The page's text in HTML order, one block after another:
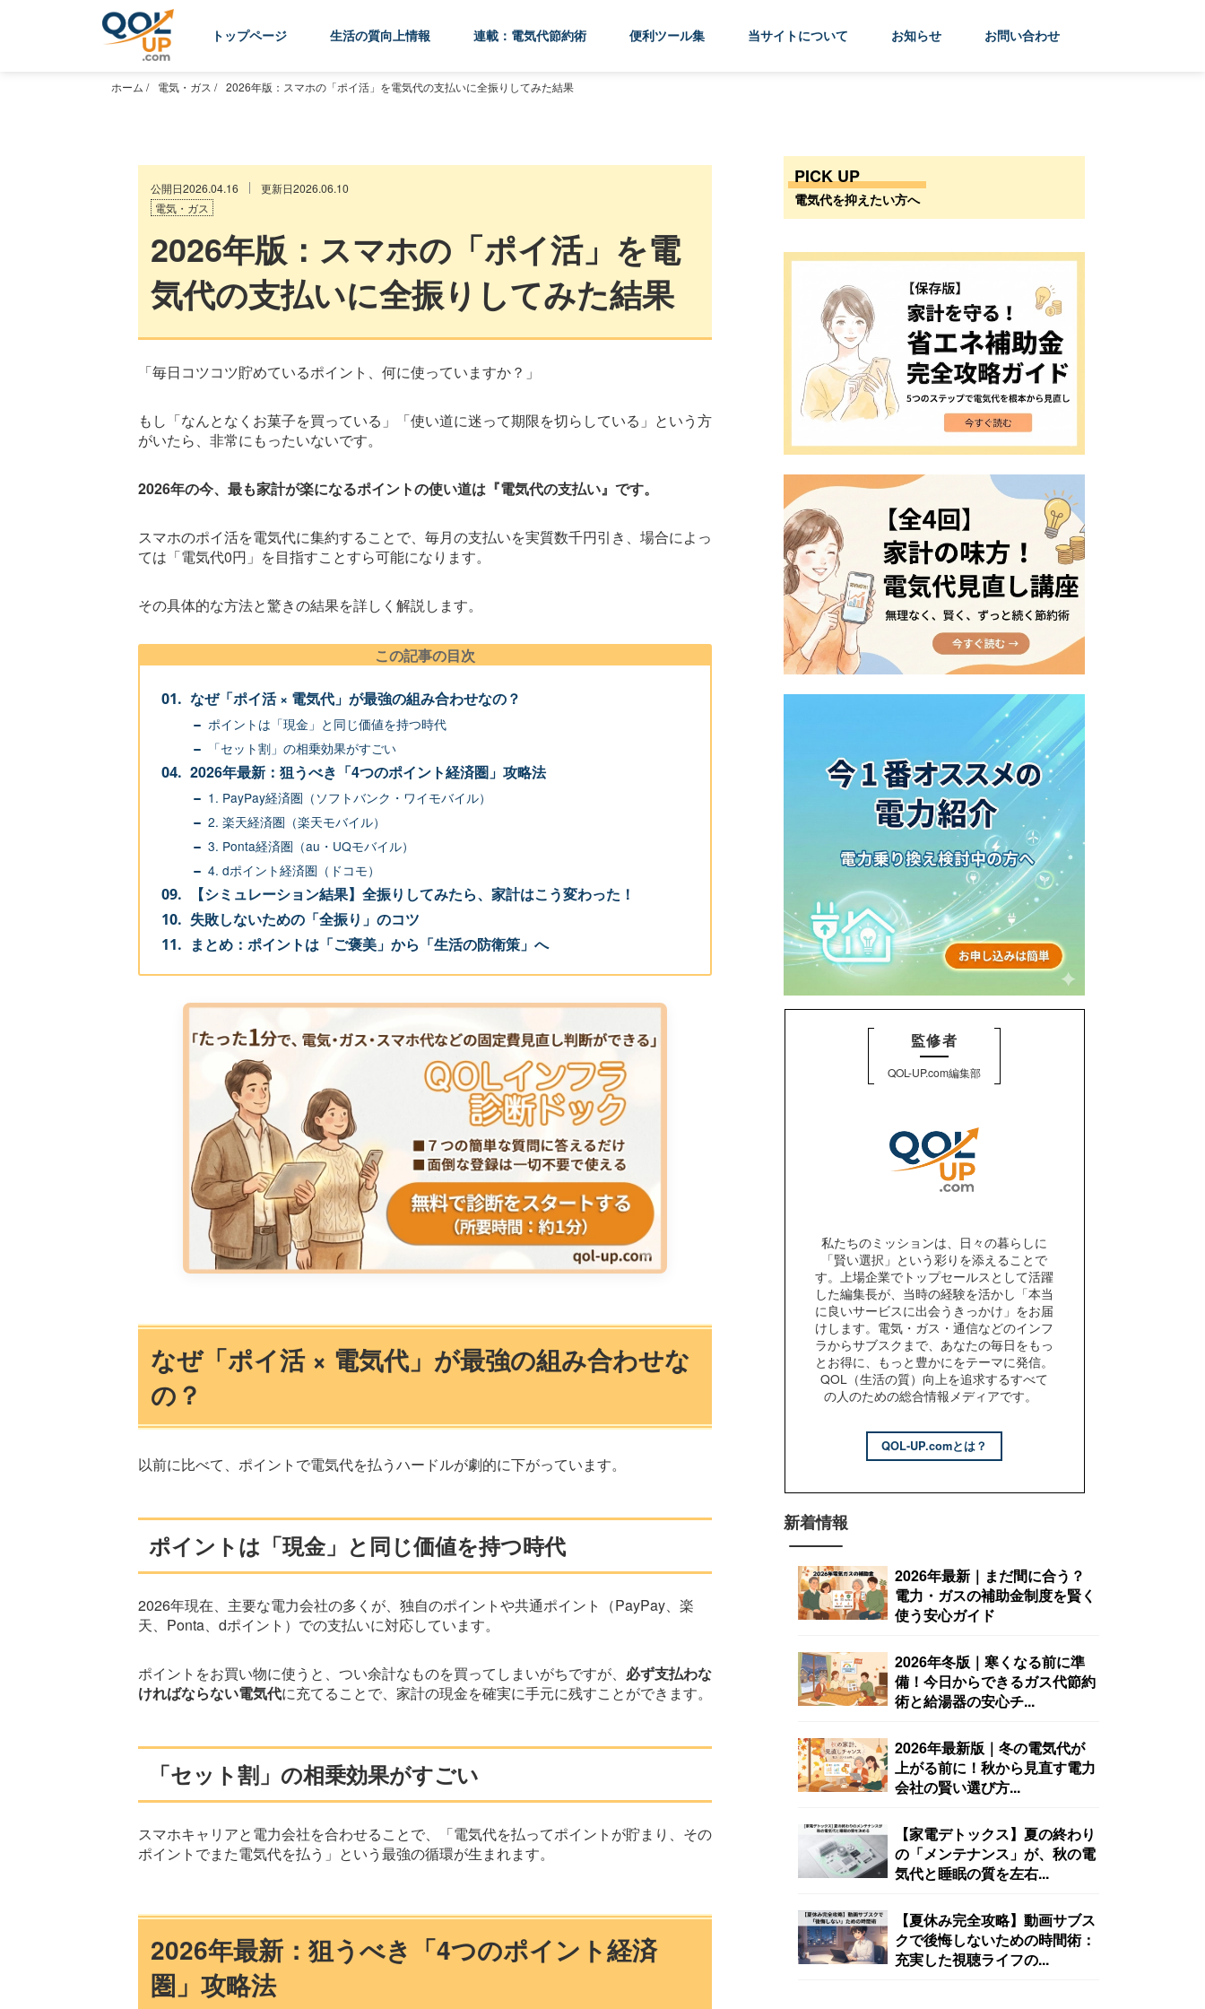
トップページ 生活の質向上情報 連載：電気代節約術 便利ツール集 当サイトについて お知らせ お問い合わせ
ホーム / 電気・ガス / 2026年版：スマホの「ポイ活」を電気代の支払いに全振りしてみた結果
公開日2026.04.16
更新日2026.06.10
電気・ガス
2026年版：スマホの「ポイ活」を電
気代の支払いに全振りしてみた結果
「毎日コツコツ貯めているポイント、何に使っていますか？」
もし「なんとなくお菓子を買っている」「使い道に迷って期限を切らしている」という方
がいたら、非常にもったいないです。
2026年の今、最も家計が楽になるポイントの使い道は『電気代の支払い』です。
スマホのポイ活を電気代に集約することで、毎月の支払いを実質数千円引き、場合によっ
ては「電気代0円」を目指すことすら可能になります。
その具体的な方法と驚きの結果を詳しく解説します。
この記事の目次
なぜ「ポイ活 × 電気代」が最強の組み合わせなの？
ポイントは「現金」と同じ価値を持つ時代
「セット割」の相乗効果がすごい
2026年最新：狙うべき「4つのポイント経済圏」攻略法
1. PayPay経済圏（ソフトバンク・ワイモバイル）
2. 楽天経済圏（楽天モバイル）
3. Ponta経済圏（au・UQモバイル）
4. dポイント経済圏（ドコモ）
【シミュレーション結果】全振りしてみたら、家計はこう変わった！
失敗しないための「全振り」のコツ
まとめ：ポイントは「ご褒美」から「生活の防衛策」へ
なぜ「ポイ活 × 電気代」が最強の組み合わせな
の？
以前に比べて、ポイントで電気代を払うハードルが劇的に下がっています。
ポイントは「現金」と同じ価値を持つ時代
2026年現在、主要な電力会社の多くが、独自のポイントや共通ポイント（PayPay、楽
天、Ponta、dポイント）での支払いに対応しています。
ポイントをお買い物に使うと、つい余計なものを買ってしまいがちですが、 必ず支払わな
ければならない電気代に充てることで、家計の現金を確実に手元に残すことができます。
「セット割」の相乗効果がすごい
スマホキャリアと電力会社を合わせることで、「電気代を払ってポイントが貯まり、その
ポイントでまた電気代を払う」という最強の循環が生まれます。
2026年最新：狙うべき「4つのポイント経済
圏」攻略法
PICK UP
電気代を抑えたい方へ
監修者
QOL-UP.com編集部
私たちのミッションは、日々の暮らしに
「賢い選択」という彩りを添えることで
す。上場企業でトップセールスとして活躍
した編集長が、当時の経験を活かし「本当
に良いサービスに出会うきっかけ」をお届
けします。電気・ガス・通信などのインフ
ラからサブスクまで、あなたの毎日をもっ
とお得に、もっと豊かにをテーマに発信。
QOL（生活の質）向上を追求するすべて
の人のための総合情報メディアです。
QOL-UP.comとは？
新着情報
2026年最新｜まだ間に合う？
電力・ガスの補助金制度を賢く
使う安心ガイド
2026年冬版｜寒くなる前に準
備！今日からできるガス代節約
術と給湯器の安心チ...
2026年最新版｜冬の電気代が
上がる前に！秋から見直す電力
会社の賢い選び方...
【家電デトックス】夏の終わり
の「メンテナンス」が、秋の電
気代と睡眠の質を左右...
【夏休み完全攻略】動画サブス
クで後悔しないための時間術：
充実した視聴ライフの...